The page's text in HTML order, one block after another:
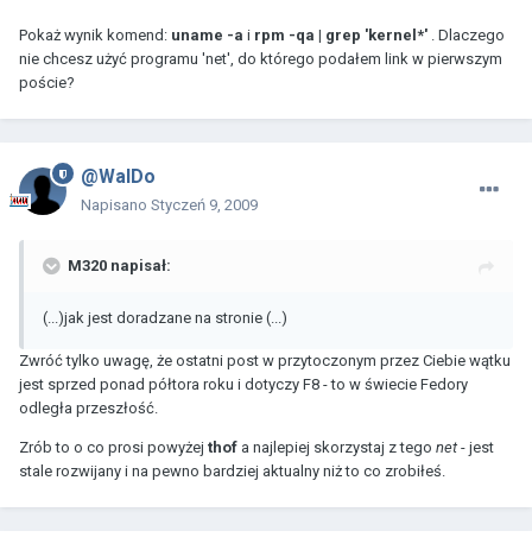
Pokaż wynik komend: uname -a i rpm -qa | grep 'kernel*' . Dlaczego
nie chcesz użyć programu 'net', do którego podałem link w pierwszym
poście?
@WalDo
Napisano Styczeń 9, 2009
M320 napisał:
(...)jak jest doradzane na stronie (...)
Zwróć tylko uwagę, że ostatni post w przytoczonym przez Ciebie wątku
jest sprzed ponad półtora roku i dotyczy F8 - to w świecie Fedory
odległa przeszłość.
Zrób to o co prosi powyżej thof a najlepiej skorzystaj z tego net - jest
stale rozwijany i na pewno bardziej aktualny niż to co zrobiłeś.